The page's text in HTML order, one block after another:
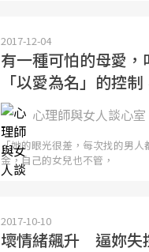
2017-12-04
有一種可怕的母愛，
「以愛為名」的控
心理師與女人談心室
「她的眼光很差，每次找的男
金，自己的女兒也不管，
2017-10-10
壞情緒飆升 逼妳失